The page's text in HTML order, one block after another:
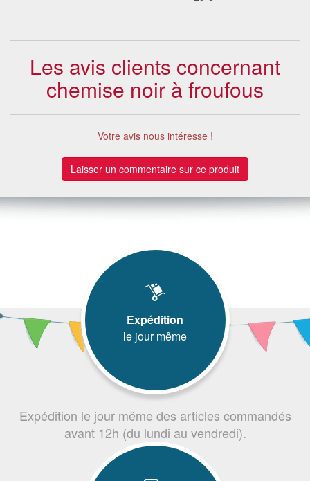
Les avis clients concernant
chemise noir à froufous
Votre avis nous intéresse !
Laisser un commentaire sur ce produit
Expédition
le jour même
Expédition le jour même des articles commandés
avant 12h (du lundi au vendredi).